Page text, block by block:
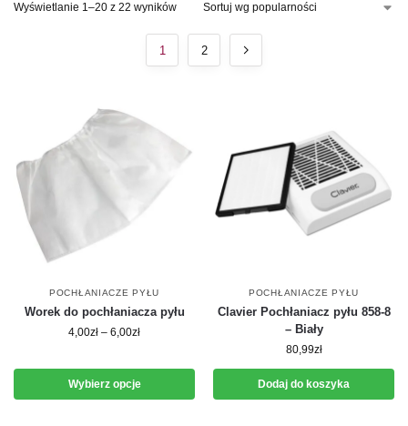
Wyświetlanie 1–20 z 22 wyników
1 2
POCHŁANIACZE PYŁU
Worek do pochłaniacza pyłu
4,00zł – 6,00zł
Wybierz opcje
POCHŁANIACZE PYŁU
Clavier Pochłaniacz pyłu 858-8
– Biały
80,99zł
Dodaj do koszyka